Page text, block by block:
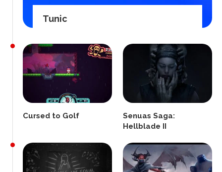
Tunic
Cursed to Golf
Senuas Saga:
Hellblade II